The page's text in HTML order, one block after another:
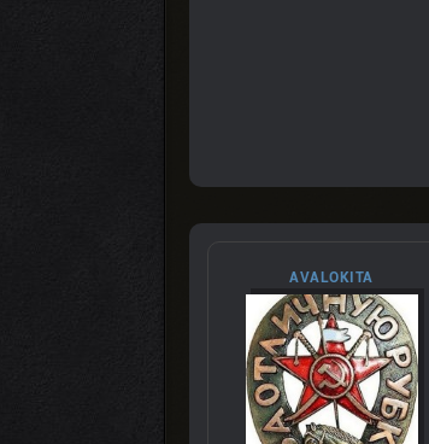
AVALOKITA